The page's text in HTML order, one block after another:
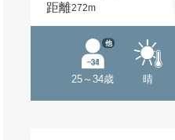
距離272m
25～34歳
他
晴